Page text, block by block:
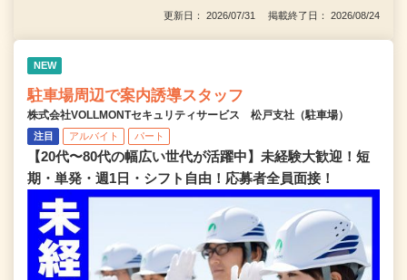
更新日： 2026/07/31 掲載終了日： 2026/08/24
NEW
駐車場周辺で案内誘導スタッフ
株式会社VOLLMONTセキュリティサービス 松戸支社（駐車場）
注目 アルバイト パート
【20代〜80代の幅広い世代が活躍中】未経験大歓迎！短
期・単発・週1日・シフト自由！応募者全員面接！